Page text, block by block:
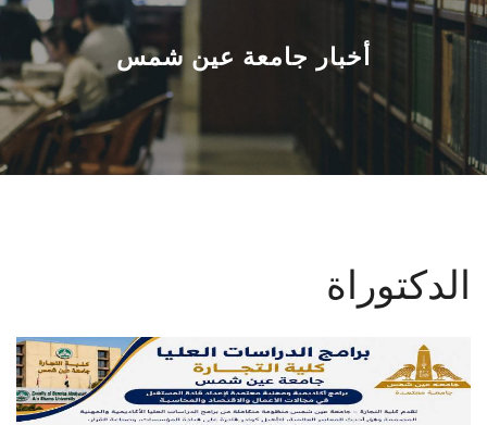
القطاعـات
الشئون الأكاديمية
البحث العلمي
الأنظمة الذكية
الإعلام
أخبار جامعة عين شمس
الدكتوراة